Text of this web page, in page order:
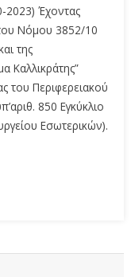
2023) Έχοντας
Νόμου 3852/10
της
Καλλικράτης”
του Περιφερειακού
850 Εγκύκλιο
Εσωτερικών).